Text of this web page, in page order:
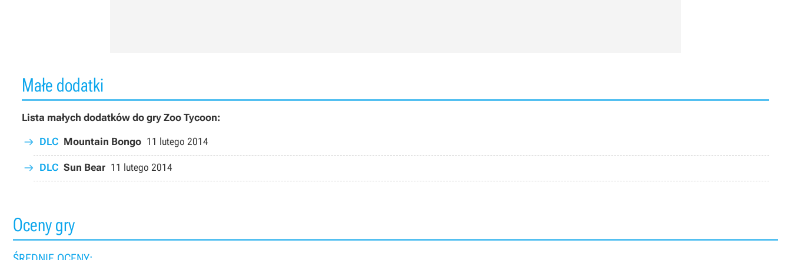
Małe dodatki
Lista małych dodatków do gry Zoo Tycoon:
DLC Mountain Bongo 11 lutego 2014
DLC Sun Bear 11 lutego 2014
Oceny gry